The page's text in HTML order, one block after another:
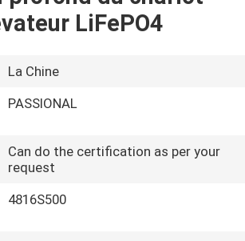
LiFePO4
La Chine
PASSIONAL
Can do the certification as per your
request
4816S500